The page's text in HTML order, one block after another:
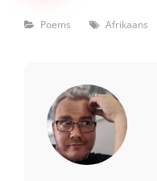
Categories
Poems Tags
Afrikaans